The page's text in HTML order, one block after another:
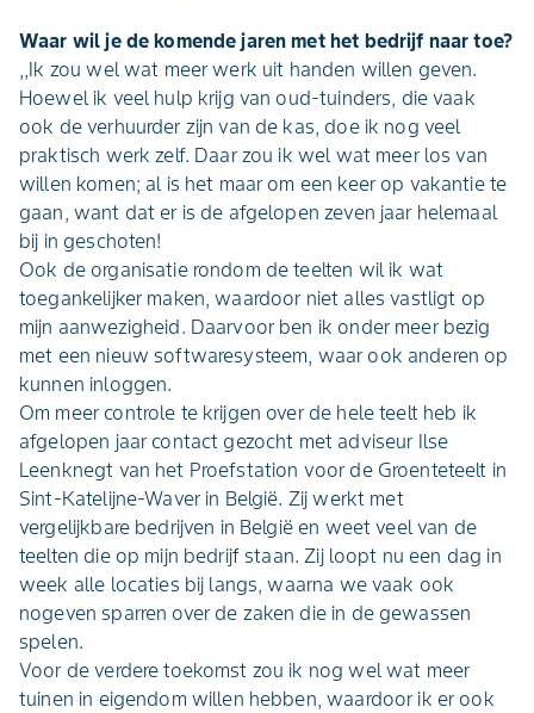
Waar wil je de komende jaren met het bedrijf naar toe?
,,Ik zou wel wat meer werk uit handen willen geven.
Hoewel ik veel hulp krijg van oud-tuinders, die vaak
ook de verhuurder zijn van de kas, doe ik nog veel
praktisch werk zelf. Daar zou ik wel wat meer los van
willen komen; al is het maar om een keer op vakantie te
gaan, want dat er is de afgelopen zeven jaar helemaal
bij in geschoten!
Ook de organisatie rondom de teelten wil ik wat
toegankelijker maken, waardoor niet alles vastligt op
mijn aanwezigheid. Daarvoor ben ik onder meer bezig
met een nieuw softwaresysteem, waar ook anderen op
kunnen inloggen.
Om meer controle te krijgen over de hele teelt heb ik
afgelopen jaar contact gezocht met adviseur Ilse
Leenknegt van het Proefstation voor de Groenteteelt in
Sint-Katelijne-Waver in België. Zij werkt met
vergelijkbare bedrijven in België en weet veel van de
teelten die op mijn bedrijf staan. Zij loopt nu een dag in
week alle locaties bij langs, waarna we vaak ook
nogeven sparren over de zaken die in de gewassen
spelen.
Voor de verdere toekomst zou ik nog wel wat meer
tuinen in eigendom willen hebben, waardoor ik er ook